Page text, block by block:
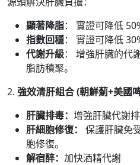
顯著降脂： 實證可降低
指數回穩： 實證可降低
代謝升級： 增強肝臟的代
脂肪積聚。
2. 強效清肝組合 (朝鮮薊+美國
肝臟排毒： 增強肝臟代謝
肝細胞修復：
保護肝臟免
胞修復。
解宿醉： 加快酒精代謝